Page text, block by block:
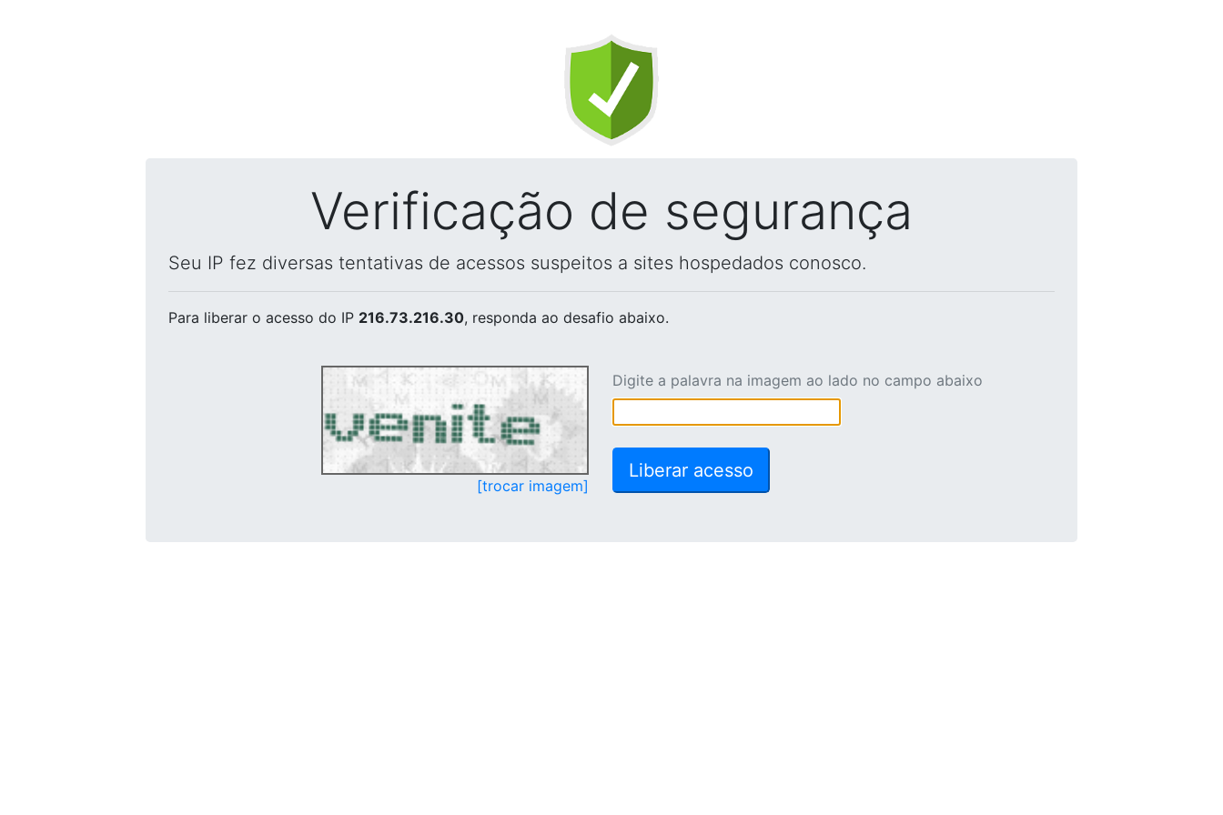
Verificação de segurança
Seu IP fez diversas tentativas de acessos suspeitos a sites hospedados conosco.
Para liberar o acesso do IP 216.73.216.30, responda ao desafio abaixo.
[trocar imagem]
Digite a palavra na imagem ao lado no campo abaixo